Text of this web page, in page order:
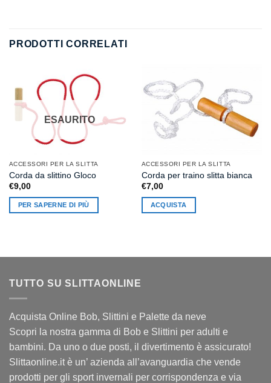
PRODOTTI CORRELATI
ESAURITO
ACCESSORI PER LA SLITTA
Corda da slittino Gloco
€9,00
PER SAPERNE DI PIÙ
ACCESSORI PER LA SLITTA
Corda per traino slitta bianca
€7,00
ACQUISTA
TUTTO SU SLITTAONLINE
Acquista Online Bob, Slittini e Palette da neve
Scopri la nostra gamma di Bob e Slittini per adulti e
bambini. Da uno o due posti, il divertimento è assicurato!
Slittaonline.it è un’ azienda all’avanguardia che vende
prodotti per gli sport invernali per corrispondenza e via